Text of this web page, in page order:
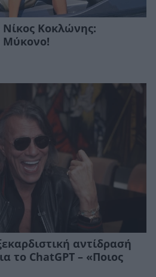
Νίκος Κοκλώνης:
Μύκονο!
αντίδρασή
το ChatGPT – «Ποιος